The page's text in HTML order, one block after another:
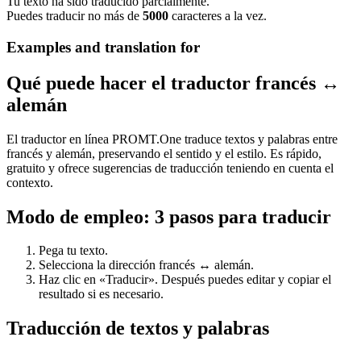
Puedes traducir no más de 5000 caracteres a la vez.
Examples and translation for
Qué puede hacer el traductor francés ↔
alemán
El traductor en línea PROMT.One traduce textos y palabras entre
francés y alemán, preservando el sentido y el estilo. Es rápido,
gratuito y ofrece sugerencias de traducción teniendo en cuenta el
contexto.
Modo de empleo: 3 pasos para traducir
Pega tu texto.
Selecciona la dirección francés ↔ alemán.
Haz clic en «Traducir». Después puedes editar y copiar el
resultado si es necesario.
Traducción de textos y palabras